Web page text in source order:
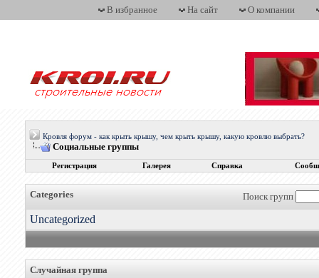
В избранное На сайт О компании
Кровля форум - как крыть крышу, чем крыть крышу, какую кровлю выбрать?
Социальные группы
Регистрация Галерея Справка
Поиск групп
Categories
Uncategorized
Случайная группа